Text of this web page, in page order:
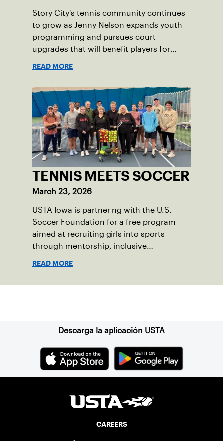
Story City's tennis community continues
to grow as Jenny Nelson expands youth
programming and pursues court
upgrades that will benefit players for
READ MORE
TENNIS MEETS SOCCER
March 23, 2026
USTA Iowa is partnering with the U.S.
Soccer Foundation for a free program
aimed at recruiting girls into sports
through mentorship, inclusive
READ MORE
Descarga la aplicación USTA
CAREERS